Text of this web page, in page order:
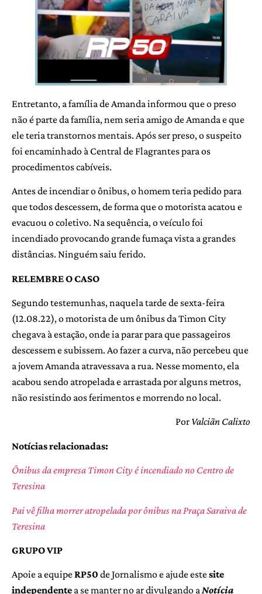
Entretanto, a família de Amanda informou que o preso
não é parte da família, nem seria amigo de Amanda e que
ele teria transtornos mentais. Após ser preso, o suspeito
foi encaminhado à Central de Flagrantes para os
procedimentos cabíveis.
Antes de incendiar o ônibus, o homem teria pedido para
que todos descessem, de forma que o motorista acatou e
evacuou o coletivo. Na sequência, o veículo foi
incendiado provocando grande fumaça vista a grandes
distâncias. Ninguém saiu ferido.
RELEMBRE O CASO
Segundo testemunhas, naquela tarde de sexta-feira
(12.08.22), o motorista de um ônibus da Timon City
chegava à estação, onde ia parar para que passageiros
descessem e subissem. Ao fazer a curva, não percebeu que
a jovem Amanda atravessava a rua. Nesse momento, ela
acabou sendo atropelada e arrastada por alguns metros,
não resistindo aos ferimentos e morrendo no local.
Por Valciãn Calixto
Notícias relacionadas:
Ônibus da empresa Timon City é incendiado no Centro de
Teresina
Pai vê filha morrer atropelada por ônibus na Praça Saraiva de
Teresina
GRUPO VIP
Apoie a equipeRP50 de Jornalismo e ajude estesite
independente a se manter no ar divulgando aNotícia